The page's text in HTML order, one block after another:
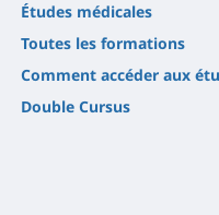
Études médicales
Toutes les formations
Comment accéder aux
Double Cursus